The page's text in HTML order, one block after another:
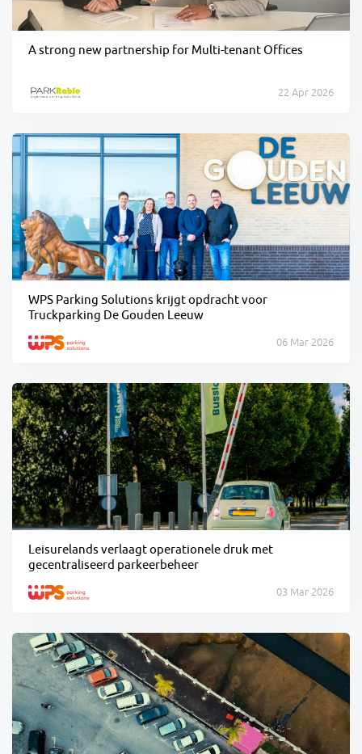
A strong new partnership for Multi-tenant Offices
22 Apr 2026
WPS Parking Solutions krijgt opdracht voor
Truckparking De Gouden Leeuw
06 Mar 2026
Leisurelands verlaagt operationele druk met
gecentraliseerd parkeerbeheer
03 Mar 2026